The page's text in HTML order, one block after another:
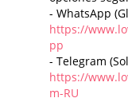
- WhatsApp
https://
pp
- Telegram
https://
m-RU